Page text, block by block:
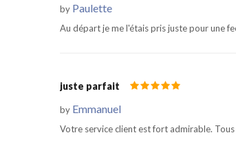
by Paulette
Au départ je me l'étais pris juste pour une
juste parfait
by Emmanuel
Votre service client est fort admirable.